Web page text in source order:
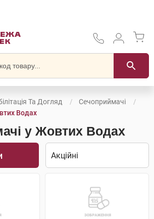
Та Догляд
Сечоприймачі
Водах
у Жовтих Водах